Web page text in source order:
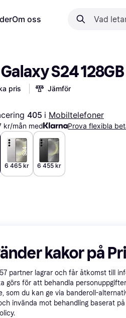
Om oss
S24
pris Jämför
405 i Mobiltelefoner
kr/mån med Prova flexibla
6 465 kr 6 455 kr
kakor på
partner lagrar och får åtkomst till
görs för att behandla
som du kan ge via banderoll-
invända mot behandling baserat